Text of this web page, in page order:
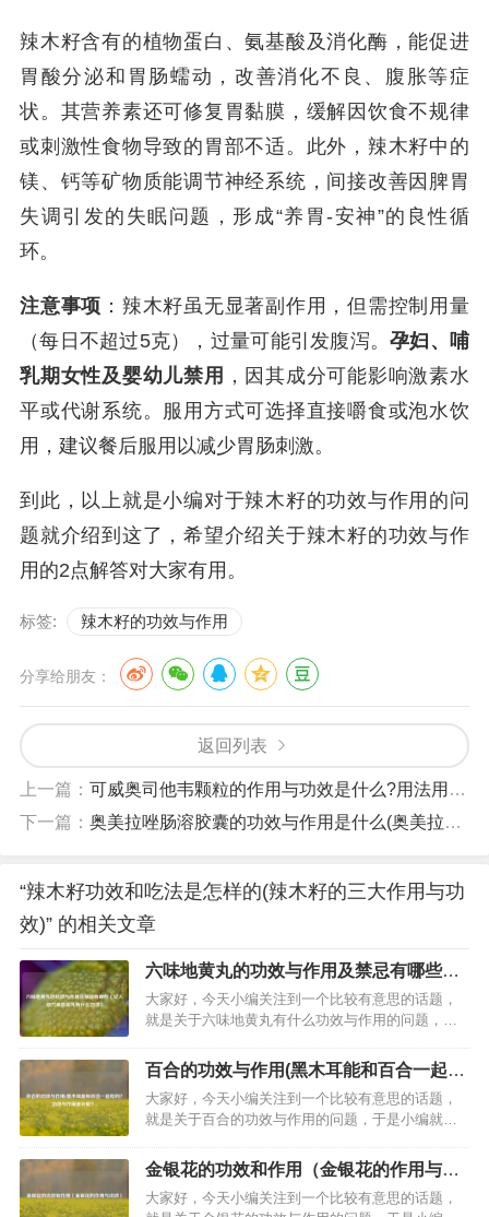
辣木籽含有的植物蛋白、氨基酸及消化酶，能促进
胃酸分泌和胃肠蠕动，改善消化不良、腹胀等症
状。其营养素还可修复胃黏膜，缓解因饮食不规律
或刺激性食物导致的胃部不适。此外，辣木籽中的
镁、钙等矿物质能调节神经系统，间接改善因脾胃
失调引发的失眠问题，形成“养胃-安神”的良性循
环。
注意事项 ：辣木籽虽无显著副作用，但需控制用量
（每日不超过5克），过量可能引发腹泻。孕妇、哺
乳期女性及婴幼儿禁用 ，因其成分可能影响激素水
平或代谢系统。服用方式可选择直接嚼食或泡水饮
用，建议餐后服用以减少胃肠刺激。
到此，以上就是小编对于辣木籽的功效与作用的问
题就介绍到这了，希望介绍关于辣木籽的功效与作
用的2点解答对大家有用。
标签: 辣木籽的功效与作用
分享给朋友：
返回列表
上一篇： 可威奥司他韦颗粒的作用与功效是什么?用法用量详解(奥司他韦颗粒是什么药)
下一篇： 奥美拉唑肠溶胶囊的功效与作用是什么(奥美拉唑肠溶胶囊的功效与作用有哪些)
“辣木籽功效和吃法是怎样的(辣木籽的三大作用与功
效)” 的相关文章
六味地黄丸的功效与作用及禁忌有哪些
（女人吃六味地黄丸有什么功效）
大家好，今天小编关注到一个比较有意思的话题，
就是关于六味地黄丸有什么功效与作用的问题，于
与作用的解答，让我们一起看看吧。文章目录：六
味地黄丸的功效与作用及禁忌有哪些女人吃六味地
黄丸有什么功效六味地黄丸的功效一、…
百合的功效与作用(黑木耳能和百合一起吃
吗？功效与作用是什麽？)
大家好，今天小编关注到一个比较有意思的话题，
就是关于百合的功效与作用的问题，于是小编就整
一起看看吧。百合有哪些功效？可以治什么病？百
合可以滋阴润肺止咳，清心安神，可以治疗：1、肺
燥或阴虚之咳嗽、咯血；2、热性病后余热不清、虚
金银花的功效和作用（金银花的作用与功
效）
大家好，今天小编关注到一个比较有意思的话题，